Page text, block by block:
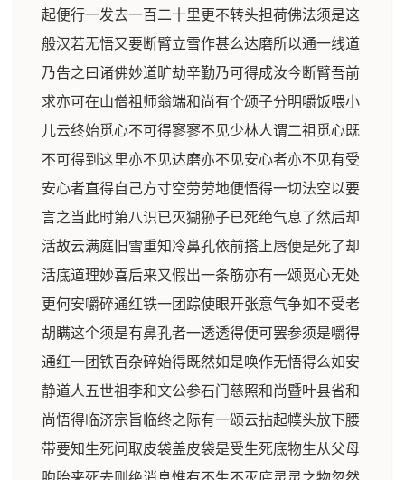
起便行一发去一百二十里更不转头担荷佛法须是这
般汉若无悟又要断臂立雪作甚么达磨所以通一线道
乃告之曰诸佛妙道旷劫辛勤乃可得成汝今断臂吾前
求亦可在山僧祖师翁端和尚有个颂子分明嚼饭喂小
儿云终始觅心不可得寥寥不见少林人谓二祖觅心既
不可得到这里亦不见达磨亦不见安心者亦不见有受
安心者直得自己方寸空劳劳地便悟得一切法空以要
言之当此时第八识已灭猢狲子已死绝气息了然后却
活故云满庭旧雪重知冷鼻孔依前搭上唇便是死了却
活底道理妙喜后来又假出一条筋亦有一颂觅心无处
更何安嚼碎通红铁一团踪使眼开张意气争如不受老
胡瞒这个须是有鼻孔者一透透得便可罢参须是嚼得
通红一团铁百杂碎始得既然如是唤作无悟得么如安
静道人五世祖李和文公参石门慈照和尚暨叶县省和
尚悟得临济宗旨临终之际有一颂云拈起幞头放下腰
带要知生死问取皮袋盖皮袋是受生死底物生从父母